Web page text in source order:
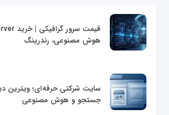
هوش مصنوعی، رندرینگ
سایت شرکتی حرفه‌ای؛ ویترین
جستجو و هوش مصنوعی